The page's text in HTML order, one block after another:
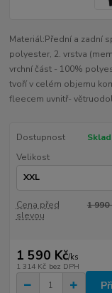
Materiál:Přední a zadní
polyester, 2. vrstva
vrchní část - 100%
tvoří v celém objemu
fleecem uvnitř-
Dostupnost
Velikost
Cena před
slevou
1 990
1 590 Kč/ks
1 314 Kč bez DPH